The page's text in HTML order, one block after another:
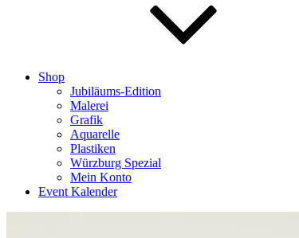
Shop
Jubiläums-Edition
Malerei
Grafik
Aquarelle
Plastiken
Würzburg Spezial
Mein Konto
Event Kalender